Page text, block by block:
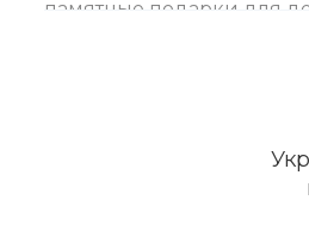
памятные подарки для
часть вопросов,
За месяц до
нарядные ребятишки,
участия в конкурсах),
это пришло осознание
бал, все разошлись,